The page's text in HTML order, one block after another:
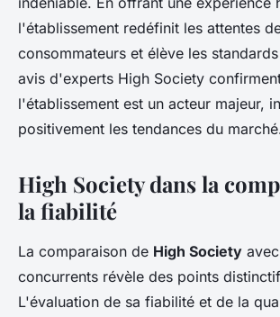
l'établissement redéfinit les attentes
consommateurs et élève les
avis d'experts High Society
l'établissement est un acteur majeur,
positivement les tendances du
High Society dans la
la fiabilité
La comparaison de High Society
concurrents révèle des points
L'évaluation de sa fiabilité et de la